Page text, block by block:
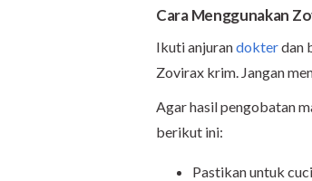
Cara Menggunakan
Ikuti anjurandokterdan
Zovirax krim. Jangan
Agar hasil pengobatan
berikut ini:
Pastikan untuk